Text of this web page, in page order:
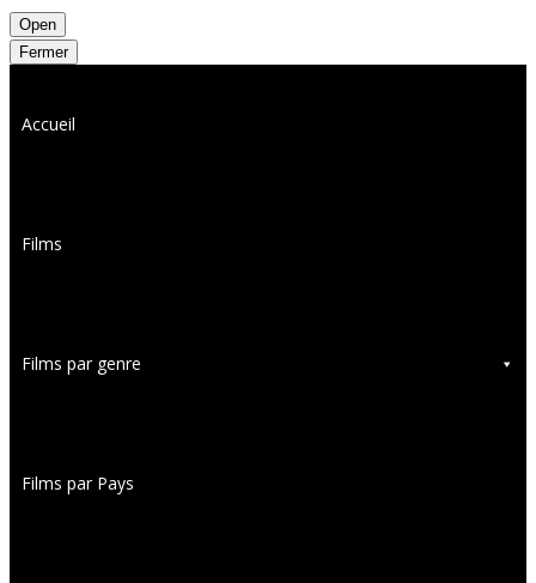
Open
Fermer
Accueil
Films
Films par genre
Films par Pays